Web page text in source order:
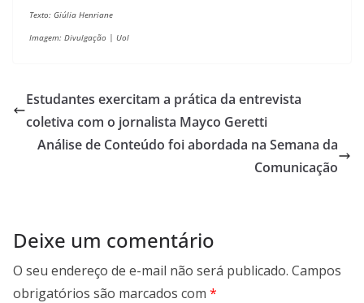
Texto: Giúlia Henriane
Imagem: Divulgação | Uol
Estudantes exercitam a prática da entrevista
coletiva com o jornalista Mayco Geretti
Análise de Conteúdo foi abordada na Semana da
Comunicação
Deixe um comentário
O seu endereço de e-mail não será publicado. Campos
obrigatórios são marcados com *